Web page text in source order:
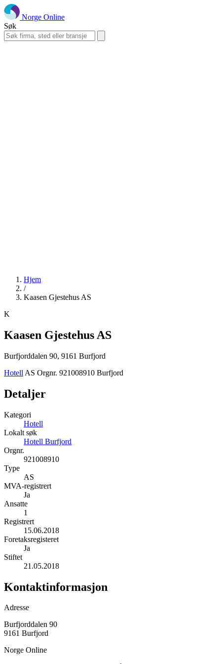
Norge Online
Søk
Hjem
/
Kaasen Gjestehus AS
K
Kaasen Gjestehus AS
Burfjorddalen 90, 9161 Burfjord
Hotell AS Orgnr. 921008910 Burfjord
Detaljer
Kategori
Hotell
Lokalt søk
Hotell Burfjord
Orgnr.
921008910
Type
AS
MVA-registrert
Ja
Ansatte
1
Registrert
15.06.2018
Foretaksregisteret
Ja
Stiftet
21.05.2018
Kontaktinformasjon
Adresse
Burfjorddalen 90
9161 Burfjord
Norge Online